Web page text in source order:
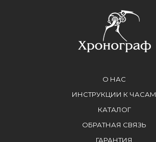
О НАС
ИНСТРУКЦИИ К ЧАСАМ
КАТАЛОГ
ОБРАТНАЯ СВЯЗЬ
ГАРАНТИЯ